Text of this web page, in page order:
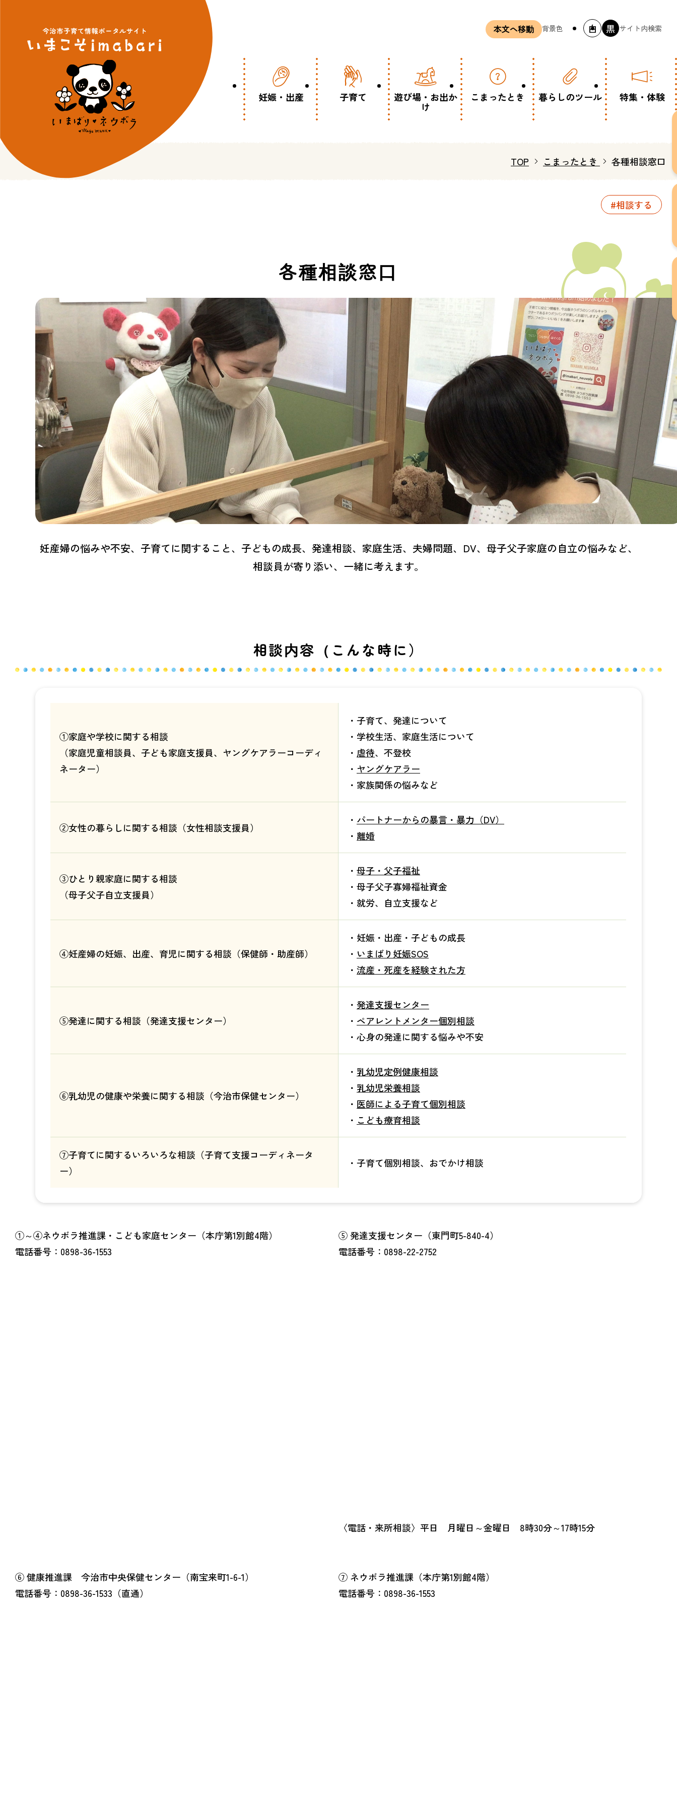
本文へ移動 背景色 白 黒 サイト内検索
妊娠・出産 子育て 遊び場・お出か
け
こまったとき 暮らしのツール 特集・体験
TOP こまったとき 各種相談窓口
#相談する
各種相談窓口
妊産婦の悩みや不安、子育てに関すること、子どもの成長、発達相談、家庭生活、夫婦問題、DV、母子父子家庭の自立の悩みなど、
相談員が寄り添い、一緒に考えます。
相談内容（こんな時に）
①家庭や学校に関する相談
（家庭児童相談員、子ども家庭支援員、ヤングケアラーコーディ
ネーター）
・子育て、発達について
・学校生活、家庭生活について
・ 虐待、不登校
・ ヤングケアラー
・家族関係の悩みなど
②女性の暮らしに関する相談（女性相談支援員）
・ パートナーからの暴言・暴力（DV）
・ 離婚
③ひとり親家庭に関する相談
（母子父子自立支援員）
・ 母子・父子福祉
・母子父子寡婦福祉資金
・就労、自立支援など
④妊産婦の妊娠、出産、育児に関する相談（保健師・助産師）
・妊娠・出産・子どもの成長
・ いまばり妊娠SOS
・ 流産・死産を経験された方
⑤発達に関する相談（発達支援センター）
・ 発達支援センター
・ ペアレントメンター個別相談
・心身の発達に関する悩みや不安
⑥乳幼児の健康や栄養に関する相談（今治市保健センター）
・ 乳幼児定例健康相談
・ 乳幼児栄養相談
・ 医師による子育て個別相談
・ こども療育相談
⑦子育てに関するいろいろな相談（子育て支援コーディネータ
ー）
・子育て個別相談、おでかけ相談
①～④ネウボラ推進課・こども家庭センター（本庁第1別館4階）
電話番号：0898-36-1553
⑤ 発達支援センター（東門町5-840-4）
電話番号：0898-22-2752
〈電話・来所相談〉平日 月曜日～金曜日 8時30分～17時15分
⑥ 健康推進課 今治市中央保健センター（南宝来町1-6-1）
電話番号：0898-36-1533（直通）
⑦ ネウボラ推進課（本庁第1別館4階）
電話番号：0898-36-1553